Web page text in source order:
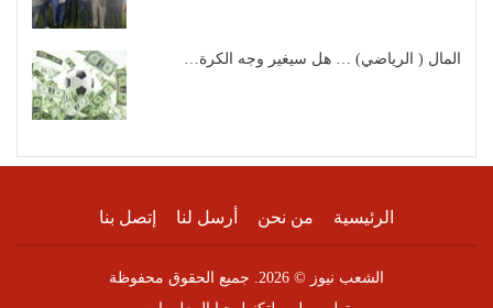
المال ( الرياضي) … هل سيغير وجه الكرة…
الرئيسية من نحن أرسل لنا إتصل بنا
الشعب نيوز © 2026. جميع الحقوق محفوظة